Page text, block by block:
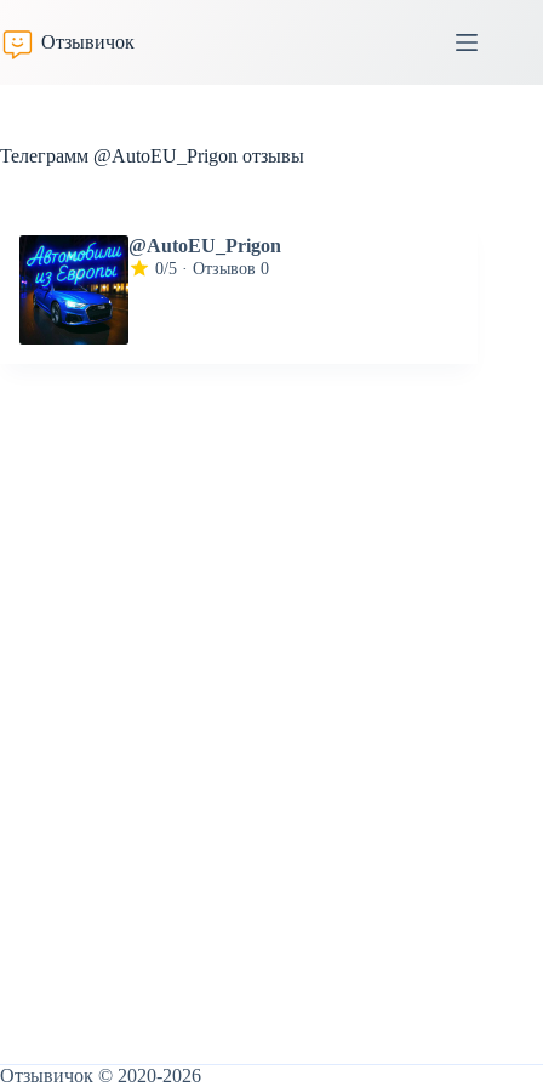
к
сути
Отзывичок
Телеграмм @AutoEU_Prigon отзывы
@AutoEU_Prigon
0/5 · Отзывов 0
Отзывичок © 2020-2026